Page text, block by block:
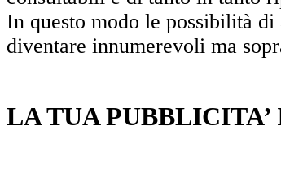
In questo modo le possibilità
diventare innumerevoli ma
LA TUA PUBBLICITA’